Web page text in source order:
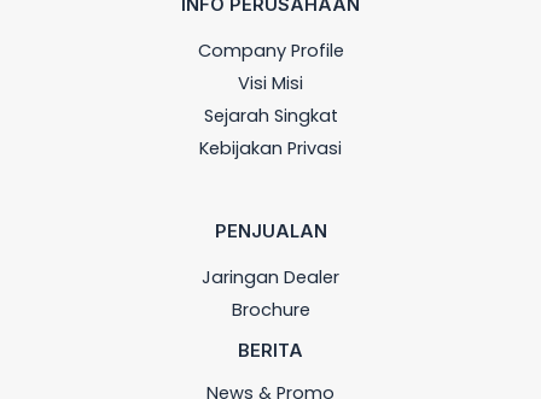
INFO PERUSAHAAN
Company Profile
Visi Misi
Sejarah Singkat
Kebijakan Privasi
PENJUALAN
Jaringan Dealer
Brochure
BERITA
News & Promo